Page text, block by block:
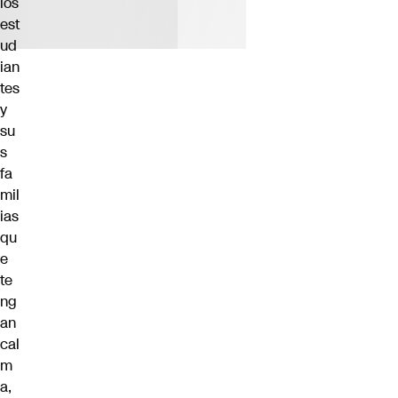
est
ud
ian
tes
y
su
s
fa
mil
ias
qu
e
te
ng
an
cal
m
a,